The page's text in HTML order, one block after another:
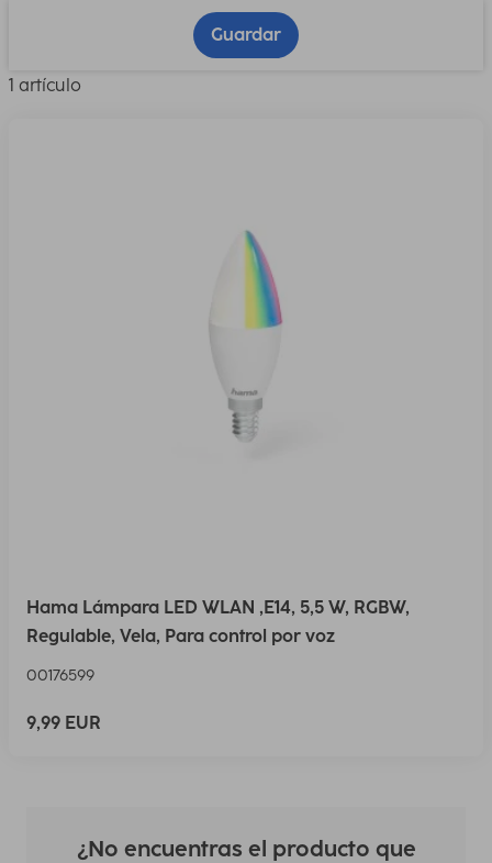
Guardar
1 artículo
Hama Lámpara LED WLAN ,E14, 5,5 W, RGBW,
Regulable, Vela, Para control por voz
00176599
9,99 EUR
¿No encuentras el producto que